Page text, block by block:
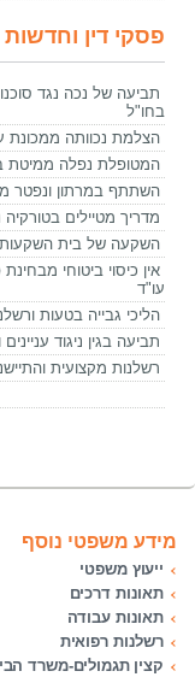
פסקי דין וחדשות
תביעה של נכה נגד
בחו"ל
הצלמת נכוותה ממכונת
המטופלת נפלה ממיטת
השתתף במרתון ונפטר
מדריך מטיילים
השקעה של בית השקעות
אין כיסוי ביטוחי
עו"ד
הליכי גבייה בטעות
תביעה בגין ניגוד
רשלנות מקצועית
מידע משפטי נוסף
ייעוץ משפטי
תאונות דרכים
תאונות עבודה
רשלנות רפואית
קצין תגמולים-משרד